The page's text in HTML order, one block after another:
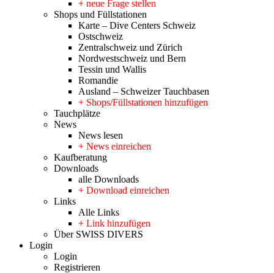
+ neue Frage stellen
Shops und Füllstationen
Karte – Dive Centers Schweiz
Ostschweiz
Zentralschweiz und Zürich
Nordwestschweiz und Bern
Tessin und Wallis
Romandie
Ausland – Schweizer Tauchbasen
+ Shops/Füllstationen hinzufügen
Tauchplätze
News
News lesen
+ News einreichen
Kaufberatung
Downloads
alle Downloads
+ Download einreichen
Links
Alle Links
+ Link hinzufügen
Über SWISS DIVERS
Login
Login
Registrieren